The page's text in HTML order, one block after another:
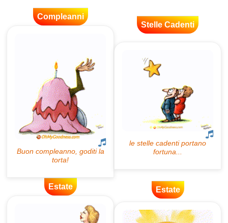
Compleanni
Stelle Cadenti
Estate Estate